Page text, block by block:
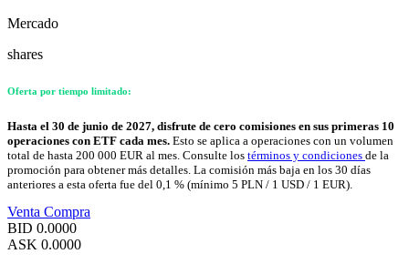
Mercado
shares
Oferta por tiempo limitado:
Hasta el 30 de junio de 2027, disfrute de cero comisiones en sus primeras 10
operaciones con ETF cada mes. Esto se aplica a operaciones con un volumen
total de hasta 200 000 EUR al mes. Consulte los términos y condiciones de la
promoción para obtener más detalles. La comisión más baja en los 30 días
anteriores a esta oferta fue del 0,1 % (mínimo 5 PLN / 1 USD / 1 EUR).
Venta Compra
BID 0.0000
ASK 0.0000